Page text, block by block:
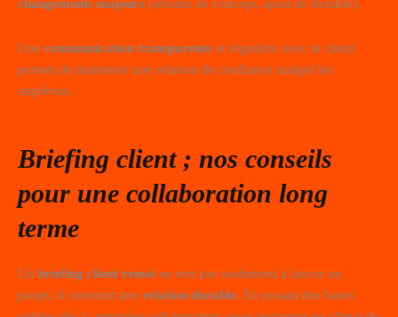
changements majeurs (refonte de concept, ajout de livrable).
Une communication transparente et régulière avec le client
permet de maintenir une relation de confiance malgré les
imprévus.
Briefing client ; nos conseils
pour une collaboration long
terme
Un briefing client réussi ne sert pas seulement à lancer un
projet, il construit une relation durable. En posant des bases